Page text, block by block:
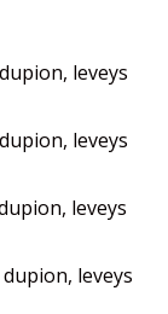
leveys
leveys
leveys
leveys